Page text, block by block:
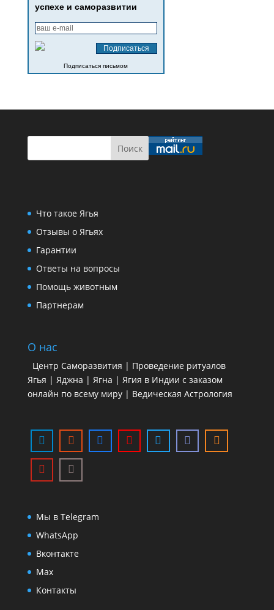
успехе и саморазвитии
Подписаться письмом
Что такое Ягья
Отзывы о Ягьях
Гарантии
Ответы на вопросы
Помощь животным
Партнерам
О нас
Центр Саморазвития | Проведение ритуалов
Ягья | Яджна | Ягна | Ягия в Индии с заказом
онлайн по всему миру | Ведическая Астрология
Мы в Telegram
WhatsApp
Вконтакте
Max
Контакты